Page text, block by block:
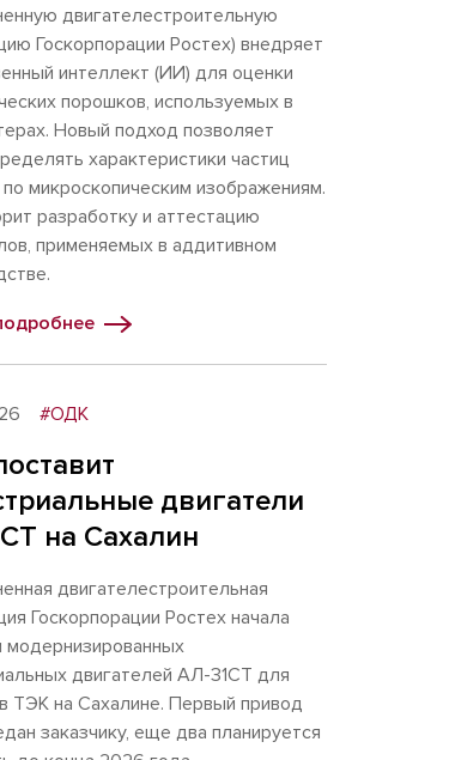
двигателестроительную
Госкорпорации Ростех) внедряет
интеллект (ИИ) для оценки
порошков, используемых в
Новый подход позволяет
характеристики частиц
микроскопическим изображениям.
разработку и аттестацию
применяемых в аддитивном
#ОДК
двигатели
на Сахалин
двигателестроительная
Госкорпорации Ростех начала
модернизированных
двигателей АЛ-31СТ для
ТЭК на Сахалине. Первый привод
заказчику, еще два планируется